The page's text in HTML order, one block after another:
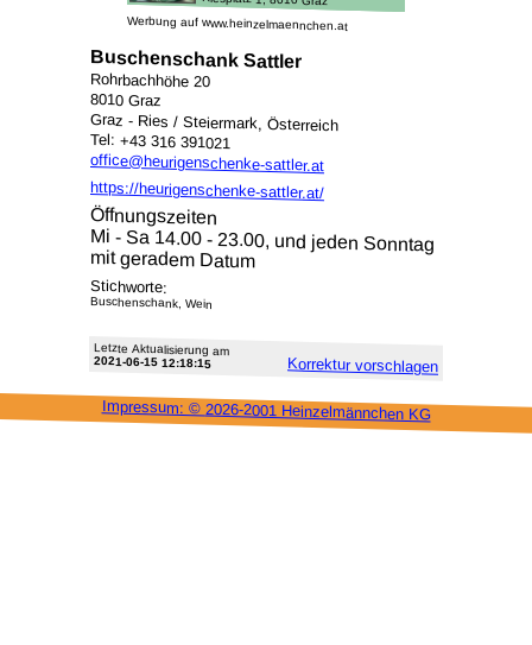
Werbung auf www.heinzelmaennchen.at
Buschenschank Sattler
Rohrbachhöhe 20
8010 Graz
Graz - Ries / Steiermark, Österreich
Tel: +43 316 391021
office@heurigenschenke-sattler.at
https://heurigenschenke-sattler.at/
Öffnungszeiten
Mi - Sa 14.00 - 23.00, und jeden Sonntag
mit geradem Datum
Stichworte:
Buschenschank, Wein
Letzte Aktu­alisie­rung am
2021-06-15 12:18:15 Korrektur vor­schlagen
Impressum: © 2026-2001 Heinzel­männchen KG